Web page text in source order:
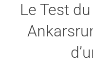
Le Test